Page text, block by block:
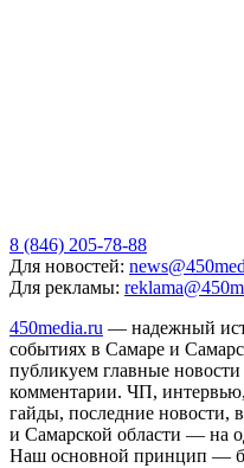
8 (846) 205-78-88
Для новостей:
Для рекламы:
450media.ru — надежный
событиях в Самаре и
публикуем главные
комментарии. ЧП,
гайды, последние новости,
и Самарской области — на
Наш основной принцип —